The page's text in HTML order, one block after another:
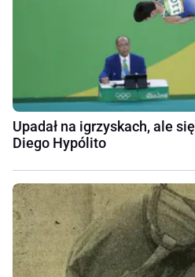
Upadał na igrzyskach, ale
Diego Hypólito